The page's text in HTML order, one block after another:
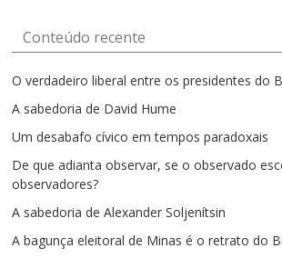
Conteúdo recente
O verdadeiro liberal entre os presidentes do
A sabedoria de David Hume
Um desabafo cívico em tempos paradoxais
De que adianta observar, se o observado
observadores?
A sabedoria de Alexander Soljenítsin
A bagunça eleitoral de Minas é o retrato do